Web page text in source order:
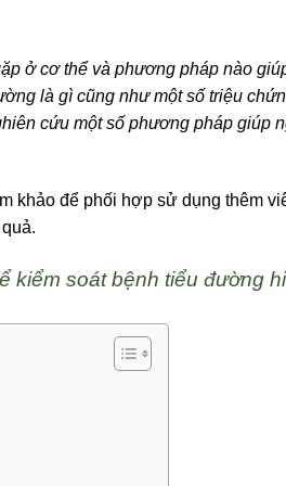
ở cơ thể và phương pháp nào
là gì cũng như một số triệu
cứu một số phương pháp giúp
khảo để phối hợp sử dụng thêm
kiểm soát bệnh tiểu đường